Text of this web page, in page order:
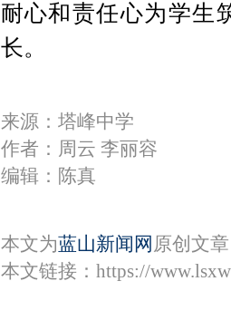
耐心和责任心为学生
长。
来源：塔峰中学
作者：周云 李丽容
编辑：陈真
本文为蓝山新闻网 原创文
本文链接： https://